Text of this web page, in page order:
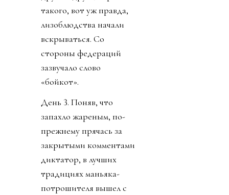
такого, вот уж правда,
лизоблюдства начали
вскрываться. Со
стороны федераций
зазвучало слово
«бойкот».
День 3. Поняв, что
запахло жареным, по-
прежнему прячась за
закрытыми комментами
диктатор, в лучших
традициях маньяка-
потрошителя вышел с